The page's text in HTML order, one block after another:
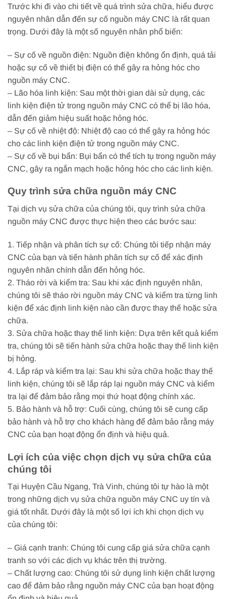
Trước khi đi vào chi tiết về quá trình sửa chữa, hiểu được
nguyên nhân dẫn đến sự cố nguồn máy CNC là rất quan
trọng. Dưới đây là một số nguyên nhân phổ biến:
– Sự cố về nguồn điện: Nguồn điện không ổn định, quá tải
hoặc sự cố về thiết bị điện có thể gây ra hỏng hóc cho
nguồn máy CNC.
– Lão hóa linh kiện: Sau một thời gian dài sử dụng, các
linh kiện điện tử trong nguồn máy CNC có thể bị lão hóa,
dẫn đến giảm hiệu suất hoặc hỏng hóc.
– Sự cố về nhiệt độ: Nhiệt độ cao có thể gây ra hỏng hóc
cho các linh kiện điện tử trong nguồn máy CNC.
– Sự cố về bụi bẩn: Bụi bẩn có thể tích tụ trong nguồn máy
CNC, gây ra ngắn mạch hoặc hỏng hóc cho các linh kiện.
Quy trình sửa chữa nguồn máy CNC
Tại dịch vụ sửa chữa của chúng tôi, quy trình sửa chữa
nguồn máy CNC được thực hiện theo các bước sau:
1. Tiếp nhận và phân tích sự cố: Chúng tôi tiếp nhận máy
CNC của bạn và tiến hành phân tích sự cố để xác định
nguyên nhân chính dẫn đến hỏng hóc.
2. Tháo rời và kiểm tra: Sau khi xác định nguyên nhân,
chúng tôi sẽ tháo rời nguồn máy CNC và kiểm tra từng linh
kiện để xác định linh kiện nào cần được thay thế hoặc sửa
chữa.
3. Sửa chữa hoặc thay thế linh kiện: Dựa trên kết quả kiểm
tra, chúng tôi sẽ tiến hành sửa chữa hoặc thay thế linh kiện
bị hỏng.
4. Lắp ráp và kiểm tra lại: Sau khi sửa chữa hoặc thay thế
linh kiện, chúng tôi sẽ lắp ráp lại nguồn máy CNC và kiểm
tra lại để đảm bảo rằng mọi thứ hoạt động chính xác.
5. Bảo hành và hỗ trợ: Cuối cùng, chúng tôi sẽ cung cấp
bảo hành và hỗ trợ cho khách hàng để đảm bảo rằng máy
CNC của bạn hoạt động ổn định và hiệu quả.
Lợi ích của việc chọn dịch vụ sửa chữa của
chúng tôi
Tại Huyện Cầu Ngang, Trà Vinh, chúng tôi tự hào là một
trong những dịch vụ sửa chữa nguồn máy CNC uy tín và
giá tốt nhất. Dưới đây là một số lợi ích khi chọn dịch vụ
của chúng tôi:
– Giá cạnh tranh: Chúng tôi cung cấp giá sửa chữa cạnh
tranh so với các dịch vụ khác trên thị trường.
– Chất lượng cao: Chúng tôi sử dụng linh kiện chất lượng
cao để đảm bảo rằng nguồn máy CNC của bạn hoạt động